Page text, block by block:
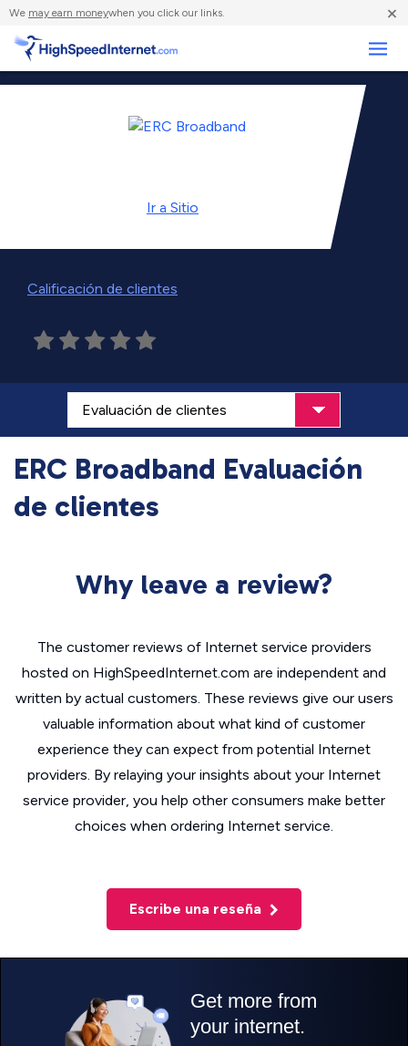
We may earn moneywhen you click our links. ×
Ir a Sitio
Calificación de clientes
ERC Broadband Evaluación
de clientes
Why leave a review?
The customer reviews of Internet service providers
hosted on HighSpeedInternet.com are independent and
written by actual customers. These reviews give our users
valuable information about what kind of customer
experience they can expect from potential Internet
providers. By relaying your insights about your Internet
service provider, you help other consumers make better
choices when ordering Internet service.
Escribe una reseña